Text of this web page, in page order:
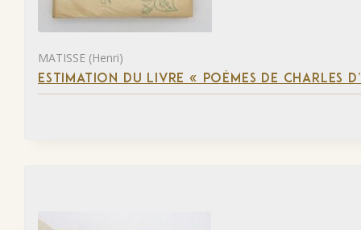
MATISSE (Henri)
ESTIMATION DU LIVRE « POÈMES DE CHARLES